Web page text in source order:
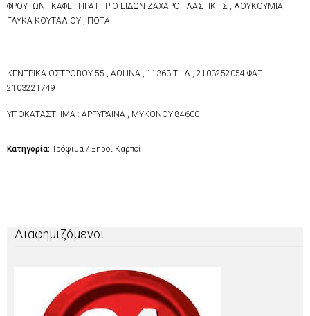
ΦΡΟΥΤΩΝ , ΚΑΦΕ , ΠΡΑΤΗΡΙΟ ΕΙΔΩΝ ΖΑΧΑΡΟΠΛΑΣΤΙΚΗΣ , ΛΟΥΚΟΥΜΙΑ ,
ΓΛΥΚΑ ΚΟΥΤΑΛΙΟΥ , ΠΟΤΑ
ΚΕΝΤΡΙΚΑ ΟΣΤΡΟΒΟΥ 55 , ΑΘΗΝΑ , 11363 ΤΗΛ , 2103252054 ΦΑΞ
2103221749
ΥΠΟΚΑΤΑΣΤΗΜΑ : ΑΡΓΥΡΑΙΝΑ , ΜΥΚΟΝΟΥ 84600
Κατηγορία: Τρόφιμα / Ξηροί Καρποί
Διαφημιζόμενοι